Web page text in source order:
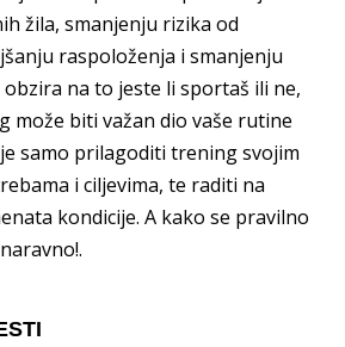
žila, smanjenju rizika od
raspoloženja i smanjenju
na to jeste li sportaš ili ne,
može biti važan dio vaše rutine
samo prilagoditi trening svojim
i ciljevima, te raditi na
kondicije. A kako se pravilno